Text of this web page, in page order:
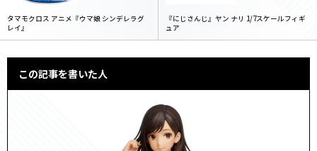
タマモクロス アニメ『ウマ娘 シンデレラグ
レイ』
『にじさんじ』ヤン ナリ 1/7スケールフィギ
ュア
この記事を書いた人